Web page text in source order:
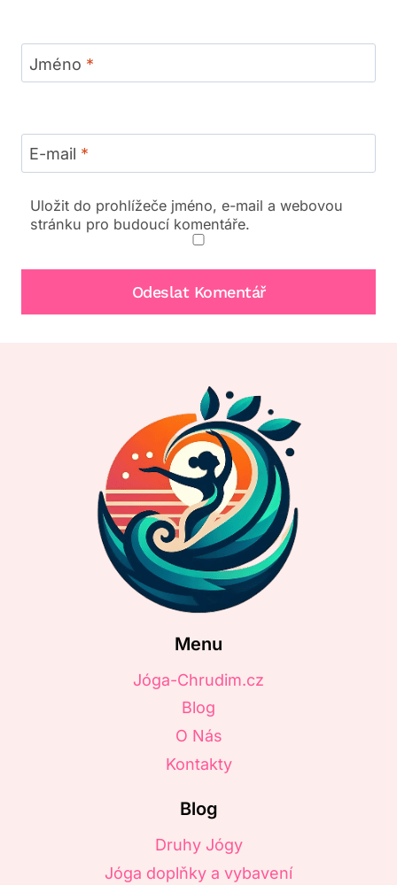
Jméno *
E-mail *
Uložit do prohlížeče jméno, e-mail a webovou
stránku pro budoucí komentáře.
Menu
Jóga-Chrudim.cz
Blog
O Nás
Kontakty
Blog
Druhy Jógy
Jóga doplňky a vybavení